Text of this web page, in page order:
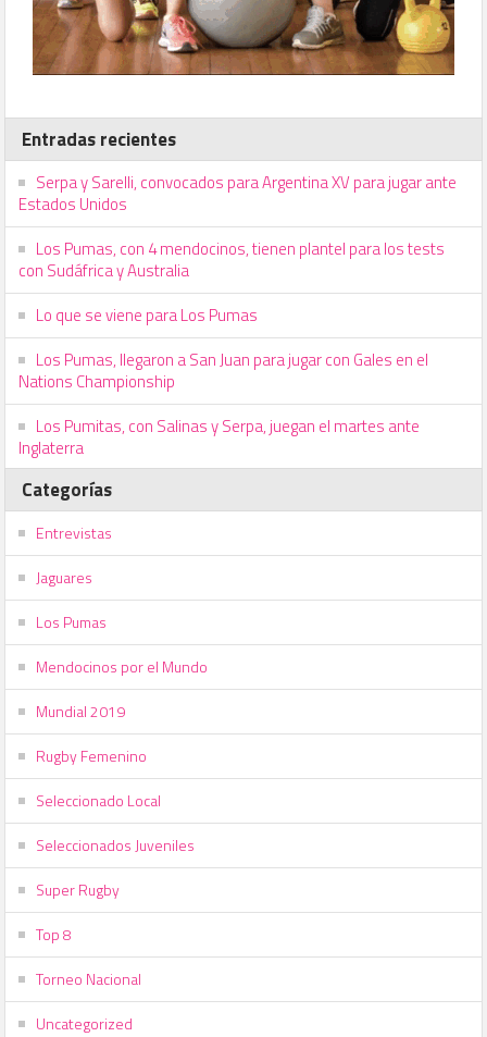
Entradas recientes
Serpa y Sarelli, convocados para Argentina XV para jugar ante
Estados Unidos
Los Pumas, con 4 mendocinos, tienen plantel para los tests
con Sudáfrica y Australia
Lo que se viene para Los Pumas
Los Pumas, llegaron a San Juan para jugar con Gales en el
Nations Championship
Los Pumitas, con Salinas y Serpa, juegan el martes ante
Inglaterra
Categorías
Entrevistas
Jaguares
Los Pumas
Mendocinos por el Mundo
Mundial 2019
Rugby Femenino
Seleccionado Local
Seleccionados Juveniles
Super Rugby
Top 8
Torneo Nacional
Uncategorized